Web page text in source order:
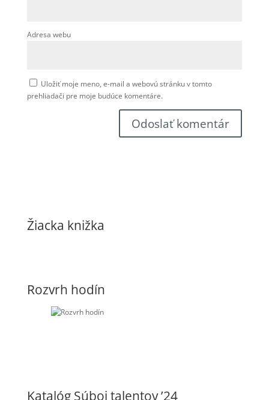
Adresa webu
Uložiť moje meno, e-mail a webovú stránku v tomto
prehliadači pre moje budúce komentáre.
Žiacka knižka
Rozvrh hodín
Katalóg Súboj talentov ’24